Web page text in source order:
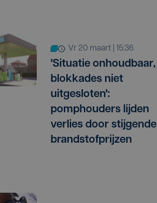
vr 20 maart | 15:36
'Situatie onhoudbaar,
blokkades niet
uitgesloten':
pomphouders lijden
verlies door stijgende
brandstofprijzen